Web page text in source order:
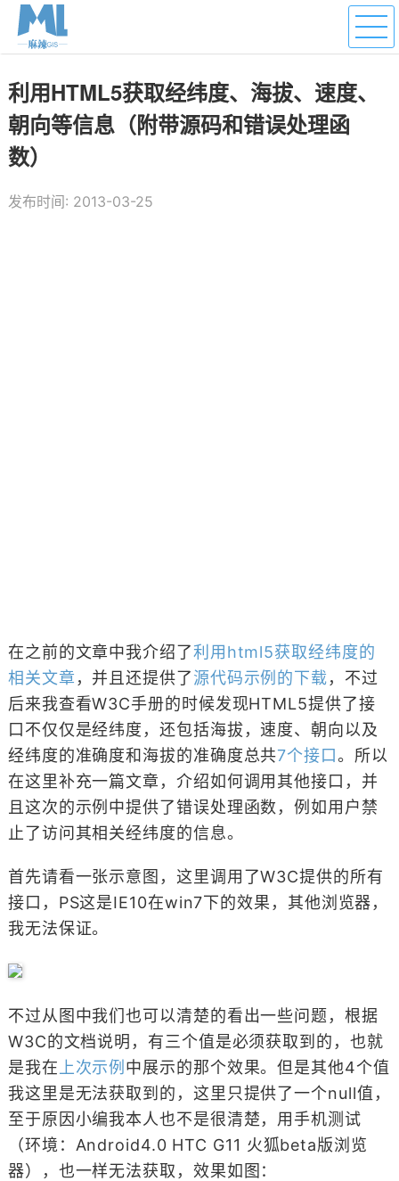
利用HTML5获取经纬度、海拔、速度、
朝向等信息（附带源码和错误处理函
数）
发布时间: 2013-03-25
在之前的文章中我介绍了利用html5获取经纬度的
相关文章 ，并且还提供了源代码示例的下载，不过
后来我查看W3C手册的时候发现HTML5提供了接
口不仅仅是经纬度，还包括海拔，速度、朝向以及
经纬度的准确度和海拔的准确度总共7个接口。所以
在这里补充一篇文章，介绍如何调用其他接口，并
且这次的示例中提供了错误处理函数，例如用户禁
止了访问其相关经纬度的信息。
首先请看一张示意图，这里调用了W3C提供的所有
接口，PS这是IE10在win7下的效果，其他浏览器，
我无法保证。
不过从图中我们也可以清楚的看出一些问题，根据
W3C的文档说明，有三个值是必须获取到的，也就
是我在 上次示例 中展示的那个效果。但是其他4个值
我这里是无法获取到的，这里只提供了一个null值，
至于原因小编我本人也不是很清楚，用手机测试
（环境：Android4.0 HTC G11 火狐beta版浏览
器），也一样无法获取，效果如图：